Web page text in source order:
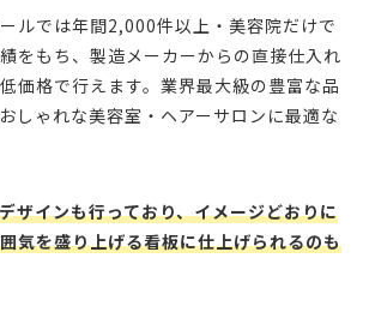
ルでは年間2,000件以上・美容院だけで
をもち、製造メーカーからの直接仕入れ
価格で行えます。業界最大級の豊富な品
しゃれな美容室・ヘアーサロンに最適な
ザインも行っており、イメージどおりに
気を盛り上げる看板に仕上げられるのも